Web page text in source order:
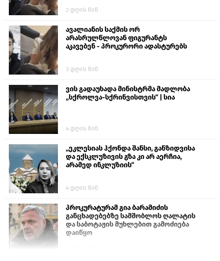
თავს დასხმოდა გიგა ავალიანს“
2 დღის წინ
ავალიანის საქმის ორ
არასრულწლოვან ფიგურანტს
აკავებენ - პროკურორი ადასტურებს
3 დღის წინ
ვის გადაუხადა მინისტრმა მადლობა
„სქროლვა-სქრინვისთვის“ | სია
4 დღის წინ
„ეკლესიას ჰქონდა შანსი, განზიდვისა
და ექსკლუზივის გზა კი არ აერჩია,
არამედ ინკლუზიის“
4 დღის წინ
პროკურატურამ გია ბარამიძის
განცხადებებზე სამშობლოს ღალატის
და საბოტაჟის მუხლებით გამოძიება
დაიწყო